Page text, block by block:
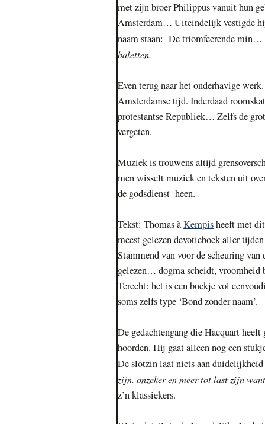
met zijn broer Philippus vanuit hun
Amsterdam… Uiteindelijk vestigde hij
naam staan: De triomfeerende min…
baletten.
Even terug naar het onderhavige
Amsterdamse tijd. Inderdaad
protestantse Republiek… Zelfs de
vergeten.
Muziek is trouwens altijd
men wisselt muziek en teksten uit
de godsdienst heen.
Tekst: Thomas àKempisheeft met
meest gelezen devotieboek aller
Stammend van voor de scheuring
gelezen… dogma scheidt, vroomheid
Terecht: het is een boekje vol
soms zelfs type ‘Bond zonder naam’.
De gedachtengang die Hacquart
hoorden. Hij gaat alleen nog een
De slotzin laat niets aan duidelijkheid
zijn. onzeker en meer tot last zijn
z’n klassiekers.